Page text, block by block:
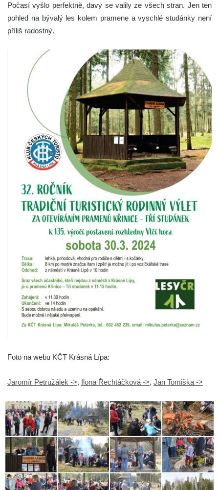
Počasí vyšlo perfektně, davy se valily ze všech stran. Jen ten
pohled na bývalý les kolem pramene a vyschlé studánky není
příliš radostný.
Foto na webu KČT Krásná Lípa:
Jaromír Petružálek ->, Ilona Řechtáčková ->, Jan Tomiška ->